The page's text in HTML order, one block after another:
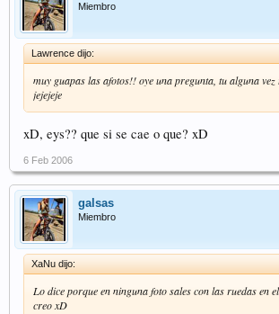
Miembro
Lawrence dijo:
muy guapas las afotos!! oye una pregunta, tu alguna vez
jejejeje
xD, eys?? que si se cae o que? xD
6 Feb 2006
galsas
Miembro
XaNu dijo:
Lo dice porque en ninguna foto sales con las ruedas en
creo xD